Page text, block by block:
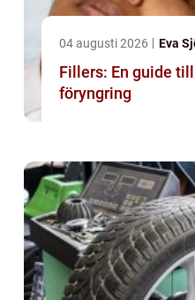
04 augusti 2026 Eva
Fillers: En guide
föryngring